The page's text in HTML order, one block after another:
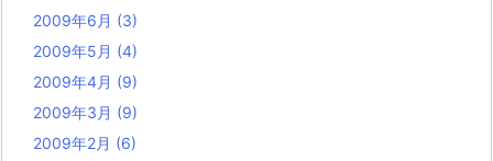
2009年6月 (3)
2009年5月 (4)
2009年4月 (9)
2009年3月 (9)
2009年2月 (6)